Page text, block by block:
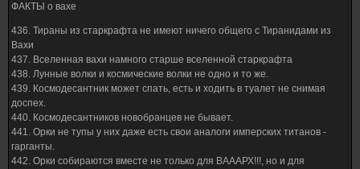
ФАКТЫ о вахе
436. Тираны из старкрафта не имеют ничего общего с Тиранидами из
Вахи
437. Вселенная вахи намного старше вселенной старкрафта
438. Лунные волки и космические волки не одно и то же.
439. Космодесантник может спать, есть и ходить в туалет не снимая
доспех.
440. Космодесантников новобранцев не бывает.
441. Орки не тупы у них даже есть свои аналоги имперских титанов -
гарганты.
442. Орки собираются вместе не только для ВАААРХ!!!, но и для